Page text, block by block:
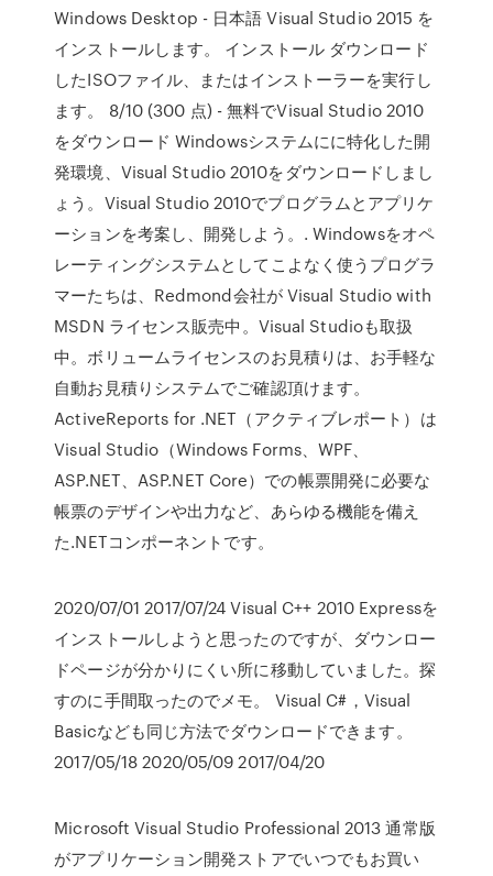
Windows Desktop - 日本語 Visual Studio 2015 を
インストールします。 インストール ダウンロード
したISOファイル、またはインストーラーを実行し
ます。 8/10 (300 点) - 無料でVisual Studio 2010
をダウンロード Windowsシステムにに特化した開
発環境、Visual Studio 2010をダウンロードしまし
ょう。Visual Studio 2010でプログラムとアプリケ
ーションを考案し、開発しよう。. Windowsをオペ
レーティングシステムとしてこよなく使うプログラ
マーたちは、Redmond会社が Visual Studio with
MSDN ライセンス販売中。Visual Studioも取扱
中。ボリュームライセンスのお見積りは、お手軽な
自動お見積りシステムでご確認頂けます。
ActiveReports for .NET（アクティブレポート）は
Visual Studio（Windows Forms、WPF、
ASP.NET、ASP.NET Core）での帳票開発に必要な
帳票のデザインや出力など、あらゆる機能を備え
た.NETコンポーネントです。
2020/07/01 2017/07/24 Visual C++ 2010 Expressを
インストールしようと思ったのですが、ダウンロー
ドページが分かりにくい所に移動していました。探
すのに手間取ったのでメモ。 Visual C#，Visual
Basicなども同じ方法でダウンロードできます。
2017/05/18 2020/05/09 2017/04/20
Microsoft Visual Studio Professional 2013 通常版
がアプリケーション開発ストアでいつでもお買い